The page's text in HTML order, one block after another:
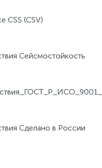
CSS (CSV)
Сейсмостойкость
Сделано в России